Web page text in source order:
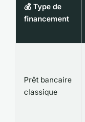
💰 Type de
financement
Prêt bancaire
classique